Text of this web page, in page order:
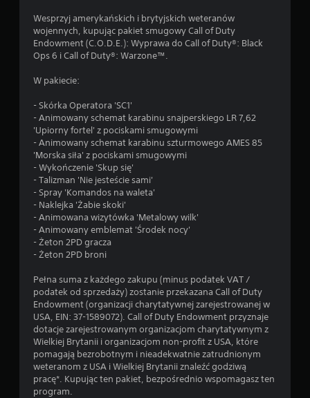
Wesprzyj amerykańskich i brytyjskich weteranów
wojennych, kupując pakiet smugowy Call of Duty
Endowment (C.O.D.E.): Wyprawa do Call of Duty®: Black
Ops 6 i Call of Duty®: Warzone™.
W pakiecie:
- Skórka Operatora 'SC1'
- Animowany schemat karabinu snajperskiego LR 7,62
'Upiorny fortel' z pociskami smugowymi
- Animowany schemat karabinu szturmowego AMES 85
'Morska siła' z pociskami smugowymi
- Wykończenie 'Skup się'
- Talizman 'Nie jesteście sami'
- Spray 'Komandos na waleta'
- Naklejka 'Żabie skoki'
- Animowana wizytówka 'Metalowy wilk'
- Animowany emblemat 'Środek nocy'
- Żeton 2PD gracza
- Żeton 2PD broni
Pełna suma z każdego zakupu (minus podatek VAT /
podatek od sprzedaży) zostanie przekazana Call of Duty
Endowment (organizacji charytatywnej zarejestrowanej w
USA, EIN: 37-1589072). Call of Duty Endowment przyznaje
dotacje zarejestrowanym organizacjom charytatywnym z
Wielkiej Brytanii i organizacjom non-profit z USA, które
pomagają bezrobotnym i nieadekwatnie zatrudnionym
weteranom z USA i Wielkiej Brytanii znaleźć godziwą
pracę*. Kupując ten pakiet, bezpośrednio wspomagasz ten
program.